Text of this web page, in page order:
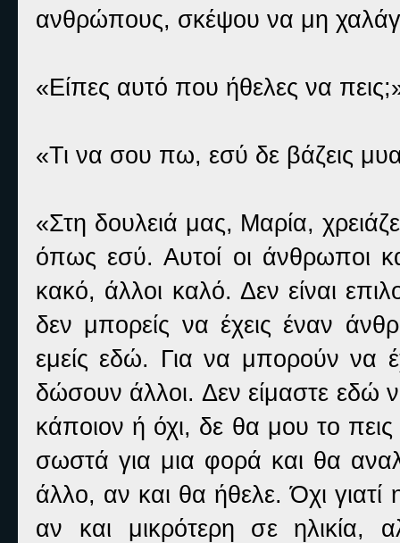
ανθρώπους, σκέψου να μη
«Είπες αυτό που ήθελες να
«Τι να σου πω, εσύ δε βάζεις
«Στη δουλειά μας, Μαρία,
όπως εσύ. Αυτοί οι άνθρωποι
κακό, άλλοι καλό. Δεν είναι
δεν μπορείς να έχεις έναν
εμείς εδώ. Για να μπορούν να
δώσουν άλλοι. Δεν είμαστε εδώ
κάποιον ή όχι, δε θα μου το
σωστά για μια φορά και θα
άλλο, αν και θα ήθελε. Όχι
αν και μικρότερη σε ηλικία,